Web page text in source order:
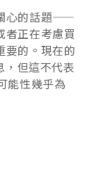
心的話題——
者正在考慮買
要的。現在的
，但這不代表
能性幾乎為